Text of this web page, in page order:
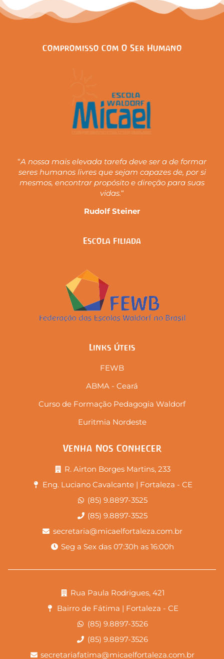
Compromisso Com O Ser Humano
“A nossa mais elevada tarefa deve ser a de formar
seres humanos livres que sejam capazes de, por si
mesmos, encontrar propósito e direção para suas
vidas.“
Rudolf Steiner
Escola Filiada
Links Úteis
FEWB
ABMA - Ceará
Curso de Formação Pedagogia Waldorf
Euritmia Nordeste
Venha Nos Conhecer
R. Airton Borges Martins, 233
Eng. Luciano Cavalcante | Fortaleza - CE
(85) 9.8897-3525
(85) 9.8897-3525
secretaria@micaelfortaleza.com.br
Seg a Sex das 07:30h as 16:00h
Rua Paula Rodrigues, 421
Bairro de Fátima | Fortaleza - CE
(85) 9.8897-3526
(85) 9.8897-3526
secretariafatima@micaelfortaleza.com.br